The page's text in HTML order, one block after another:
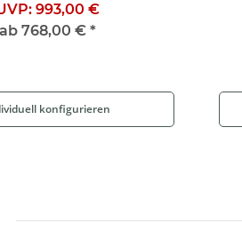
993,00 €
ab 768,00 € *
konfigurieren